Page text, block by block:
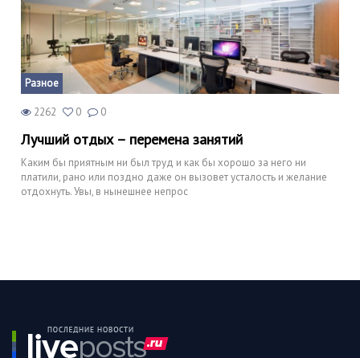
Разное
2262 0 0
Лучший отдых – перемена занятий
Каким бы приятным ни был труд и как бы хорошо за него ни
платили, рано или поздно даже он вызовет усталость и желание
отдохнуть. Увы, в нынешнее непрос